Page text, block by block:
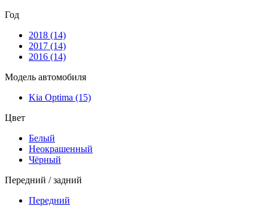
Год
2018 (14)
2017 (14)
2016 (14)
Модель автомобиля
Kia Optima (15)
Цвет
Белый
Неокрашенный
Чёрный
Передний / задний
Передний